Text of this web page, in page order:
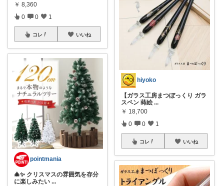
￥ 8,360
0 0 1
コレ いいね
pointmania
🎄✨ クリスマスの雰囲気を存分
に楽しみたい ...
hiyoko
【ガラス工房まつぼっくり ガラ
スペン 蒔絵 ...
￥ 18,700
0 0 1
コレ いいね